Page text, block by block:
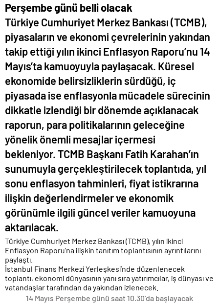
Perşembe günü belli olacak
Türkiye Cumhuriyet Merkez Bankası (TCMB),
piyasaların ve ekonomi çevrelerinin yakından
takip ettiği yılın ikinci Enflasyon Raporu’nu 14
Mayıs’ta kamuoyuyla paylaşacak. Küresel
ekonomide belirsizliklerin sürdüğü, iç
piyasada ise enflasyonla mücadele sürecinin
dikkatle izlendiği bir dönemde açıklanacak
raporun, para politikalarının geleceğine
yönelik önemli mesajlar içermesi
bekleniyor. TCMB Başkanı Fatih Karahan’ın
sunumuyla gerçekleştirilecek toplantıda, yıl
sonu enflasyon tahminleri, fiyat istikrarına
ilişkin değerlendirmeler ve ekonomik
görünümle ilgili güncel veriler kamuoyuna
aktarılacak.
Türkiye Cumhuriyet Merkez Bankası (TCMB), yılın ikinci
Enflasyon Raporu’na ilişkin tanıtım toplantısının ayrıntılarını
paylaştı.
İstanbul Finans Merkezi Yerleşkesi’nde düzenlenecek
toplantı, ekonomi dünyasının yanı sıra yatırımcılar, iş dünyası ve
vatandaşlar tarafından da yakından izlenecek.
14 Mayıs Perşembe günü saat 10.30’da başlayacak